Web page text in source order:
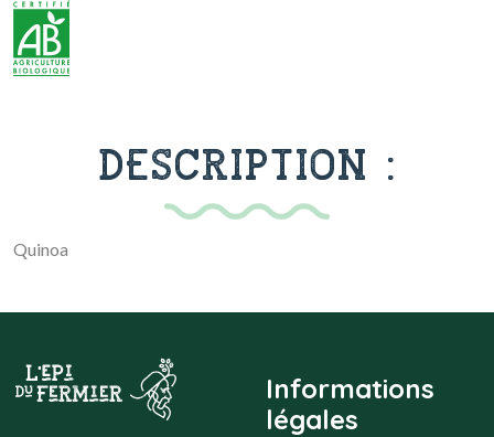
DESCRIPTION :
Quinoa
Informations
légales